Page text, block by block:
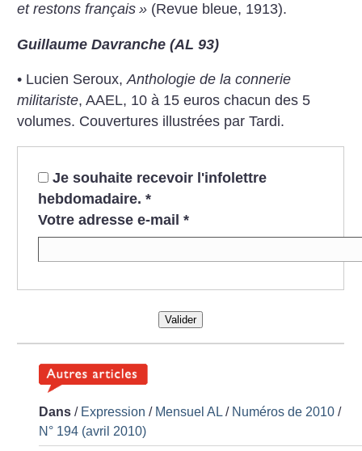
et restons français » (Revue bleue, 1913).
Guillaume Davranche (AL 93)
• Lucien Seroux,Anthologie de la connerie
militariste, AAEL, 10 à 15 euros chacun des 5
volumes. Couvertures illustrées par Tardi.
Je souhaite recevoir l'infolettre
hebdomadaire. *
Votre adresse e-mail *
Valider
Dans / Expression / Mensuel AL / Numéros de 2010 /
N° 194 (avril 2010)